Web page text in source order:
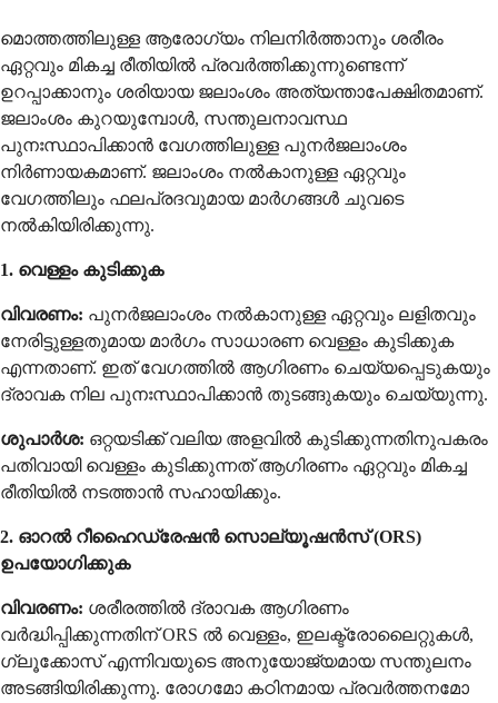
മൊത്തത്തിലുള്ള ആരോഗ്യം നിലനിർത്താനും ശരീരം
ഏറ്റവും മികച്ച രീതിയിൽ പ്രവർത്തിക്കുന്നുണ്ടെന്ന്
ഉറപ്പാക്കാനും ശരിയായ ജലാംശം അത്യന്താപേക്ഷിതമാണ്.
ജലാംശം കുറയുമ്പോൾ, സന്തുലനാവസ്ഥ
പുനഃസ്ഥാപിക്കാൻ വേഗത്തിലുള്ള പുനർജലാംശം
നിർണായകമാണ്. ജലാംശം നൽകാനുള്ള ഏറ്റവും
വേഗത്തിലും ഫലപ്രദവുമായ മാർഗങ്ങൾ ചുവടെ
നൽകിയിരിക്കുന്നു.
1. വെള്ളം കുടിക്കുക
വിവരണം: പുനർജലാംശം നൽകാനുള്ള ഏറ്റവും ലളിതവും
നേരിട്ടുള്ളതുമായ മാർഗം സാധാരണ വെള്ളം കുടിക്കുക
എന്നതാണ്. ഇത് വേഗത്തിൽ ആഗിരണം ചെയ്യപ്പെടുകയും
ദ്രാവക നില പുനഃസ്ഥാപിക്കാൻ തുടങ്ങുകയും ചെയ്യുന്നു.
ശുപാർശ: ഒറ്റയടിക്ക് വലിയ അളവിൽ കുടിക്കുന്നതിനുപകരം
പതിവായി വെള്ളം കുടിക്കുന്നത് ആഗിരണം ഏറ്റവും മികച്ച
രീതിയിൽ നടത്താൻ സഹായിക്കും.
2. ഓറൽ റീഹൈഡ്രേഷൻ സൊല്യൂഷൻസ് (ORS)
ഉപയോഗിക്കുക
വിവരണം: ശരീരത്തിൽ ദ്രാവക ആഗിരണം
വർദ്ധിപ്പിക്കുന്നതിന് ORS ൽ വെള്ളം, ഇലക്ട്രോലൈറ്റുകൾ,
ഗ്ലൂക്കോസ് എന്നിവയുടെ അനുയോജ്യമായ സന്തുലനം
അടങ്ങിയിരിക്കുന്നു. രോഗമോ കഠിനമായ പ്രവർത്തനമോ